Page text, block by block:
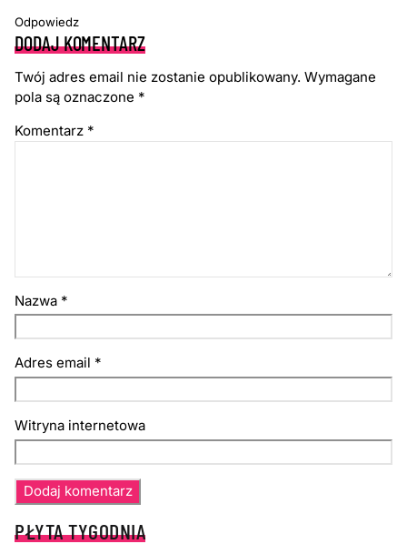
Odpowiedz
DODAJ KOMENTARZ
Twój adres email nie zostanie opublikowany. Wymagane
pola są oznaczone *
Komentarz *
Nazwa *
Adres email *
Witryna internetowa
PŁYTA TYGODNIA